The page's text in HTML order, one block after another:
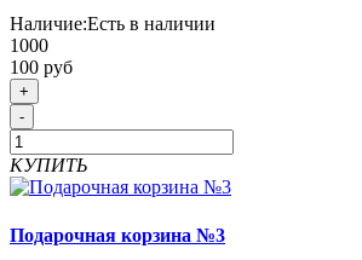
Наличие:Есть в наличии
1000
100 руб
+
-
КУПИТЬ
Подарочная корзина №3